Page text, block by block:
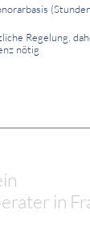
Regelung,
nötig
in